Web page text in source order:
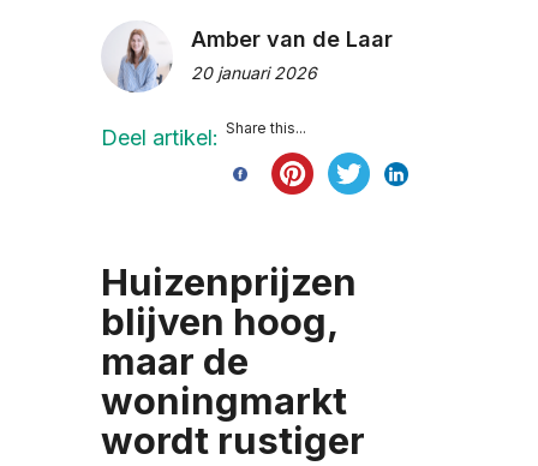
Amber van de Laar
20 januari 2026
Deel artikel: Share this...
Huizenprijzen
blijven hoog,
maar de
woningmarkt
wordt rustiger